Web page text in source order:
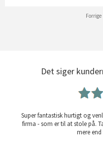
Forrige
Det siger
Super fantastisk hurtigt og
firma - som er til at stole på.
mere end